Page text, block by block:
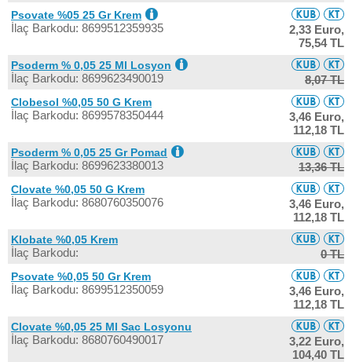
Psovate %05 25 Gr Krem
İlaç Barkodu: 8699512359935
2,33 Euro,
75,54 TL
Psoderm % 0,05 25 Ml Losyon
İlaç Barkodu: 8699623490019 8,07 TL
Clobesol %0,05 50 G Krem
İlaç Barkodu: 8699578350444
3,46 Euro,
112,18 TL
Psoderm % 0,05 25 Gr Pomad
İlaç Barkodu: 8699623380013 13,36 TL
Clovate %0,05 50 G Krem
İlaç Barkodu: 8680760350076
3,46 Euro,
112,18 TL
Klobate %0,05 Krem
İlaç Barkodu: 0 TL
Psovate %0,05 50 Gr Krem
İlaç Barkodu: 8699512350059
3,46 Euro,
112,18 TL
Clovate %0,05 25 Ml Sac Losyonu
İlaç Barkodu: 8680760490017
3,22 Euro,
104,40 TL